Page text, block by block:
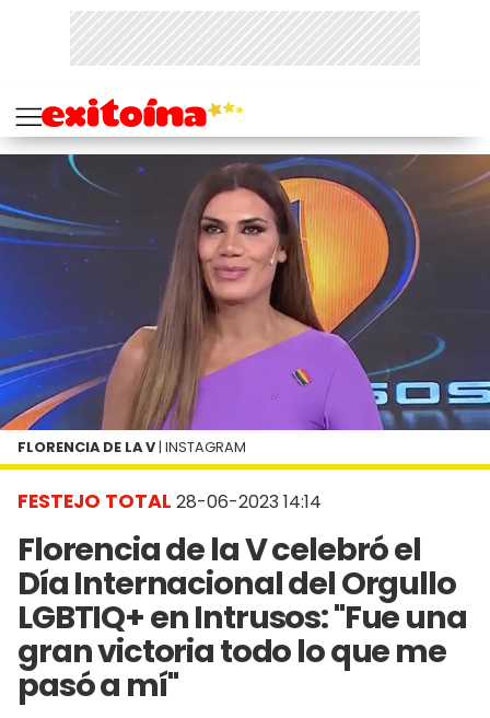
FESTEJO TOTAL 28-06-2023 14:14
Florencia de la V celebró el
Día Internacional del Orgullo
LGBTIQ+ en Intrusos: "Fue una
gran victoria todo lo que me
pasó a mí"
FLORENCIA DE LA V | INSTAGRAM